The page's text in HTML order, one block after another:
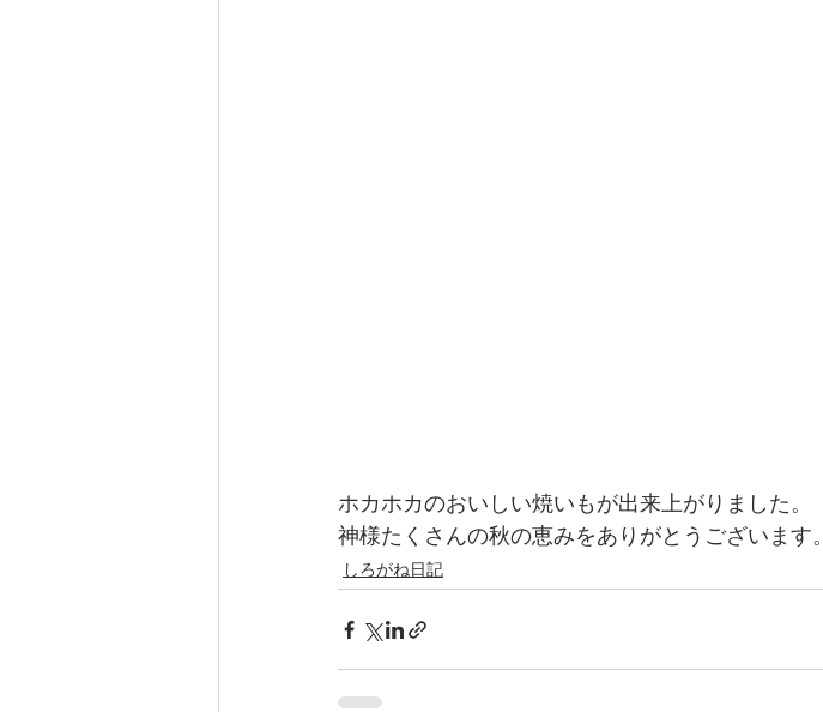
ホカホカのおいしい焼いもが出来上がりました。
神様たくさんの秋の恵みをありがとうございます。
しろがね日記